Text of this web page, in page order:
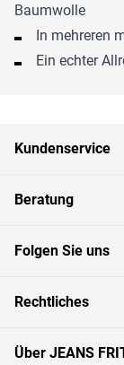
Baumwolle
In mehreren
Ein echter
Kundenservice
Beratung
Folgen Sie uns
Rechtliches
Über JEANS